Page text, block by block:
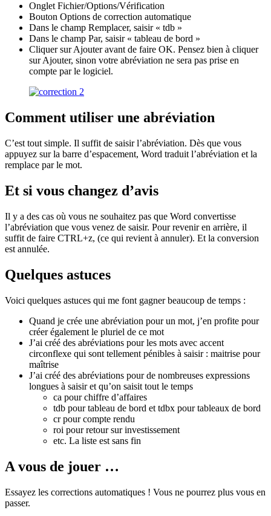
Onglet Fichier/Options/Vérification
Bouton Options de correction automatique
Dans le champ Remplacer, saisir « tdb »
Dans le champ Par, saisir « tableau de bord »
Cliquer sur Ajouter avant de faire OK. Pensez bien à cliquer
sur Ajouter, sinon votre abréviation ne sera pas prise en
compte par le logiciel.
Comment utiliser une abréviation
C’est tout simple. Il suffit de saisir l’abréviation. Dès que vous
appuyez sur la barre d’espacement, Word traduit l’abréviation et la
remplace par le mot.
Et si vous changez d’avis
Il y a des cas où vous ne souhaitez pas que Word convertisse
l’abréviation que vous venez de saisir. Pour revenir en arrière, il
suffit de faire CTRL+z, (ce qui revient à annuler). Et la conversion
est annulée.
Quelques astuces
Voici quelques astuces qui me font gagner beaucoup de temps :
Quand je crée une abréviation pour un mot, j’en profite pour
créer également le pluriel de ce mot
J’ai créé des abréviations pour les mots avec accent
circonflexe qui sont tellement pénibles à saisir : maitrise pour
maîtrise
J’ai créé des abréviations pour de nombreuses expressions
longues à saisir et qu’on saisit tout le temps
ca pour chiffre d’affaires
tdb pour tableau de bord et tdbx pour tableaux de bord
cr pour compte rendu
roi pour retour sur investissement
etc. La liste est sans fin
A vous de jouer …
Essayez les corrections automatiques ! Vous ne pourrez plus vous en
passer.